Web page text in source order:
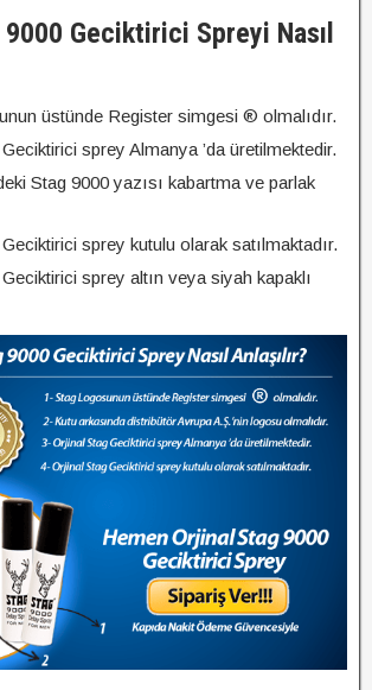
Geciktirici Spreyi Nasıl
üstünde Register simgesi ® olmalıdır.
sprey Almanya ’da üretilmektedir.
Stag 9000 yazısı kabartma ve parlak
sprey kutulu olarak satılmaktadır.
sprey altın veya siyah kapaklı